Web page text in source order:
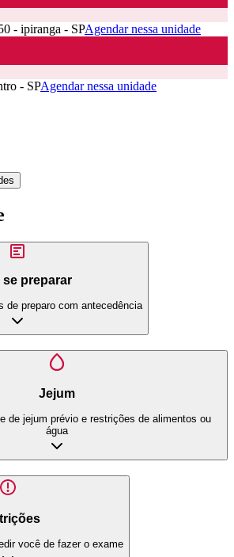
- ipiranga - SPAgendar nessa unidade
- SPAgendar nessa unidade
se preparar
de preparo com antecedência
Jejum
de jejum prévio e restrições de alimentos ou
água
você de fazer o exame